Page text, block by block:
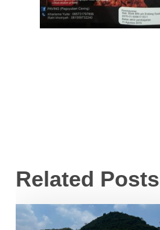
Related Posts